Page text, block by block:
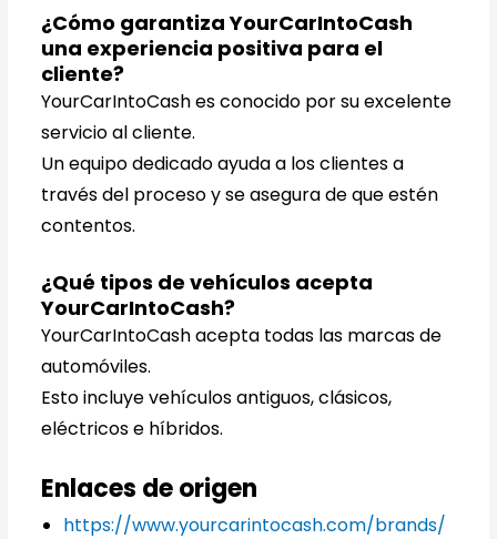
¿Cómo garantiza YourCarIntoCash
una experiencia positiva para el
cliente?
YourCarIntoCash es conocido por su excelente
servicio al cliente.
Un equipo dedicado ayuda a los clientes a
través del proceso y se asegura de que estén
contentos.
¿Qué tipos de vehículos acepta
YourCarIntoCash?
YourCarIntoCash acepta todas las marcas de
automóviles.
Esto incluye vehículos antiguos, clásicos,
eléctricos e híbridos.
Enlaces de origen
https://www.yourcarintocash.com/brands/